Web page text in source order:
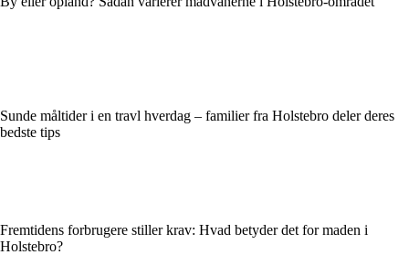
Sunde måltider i en travl hverdag – familier fra Holstebro deler deres
bedste tips
Fremtidens forbrugere stiller krav: Hvad betyder det for maden i
Holstebro?